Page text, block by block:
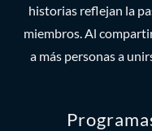
historias reflejan la
miembros. Al
a más personas a